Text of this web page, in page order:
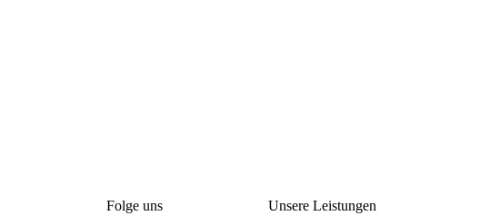
Folge uns
Unsere Leistungen